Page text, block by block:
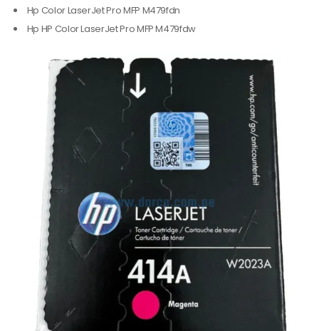
Hp Color LaserJet Pro MFP M479fdn
Hp HP Color LaserJet Pro MFP M479fdw